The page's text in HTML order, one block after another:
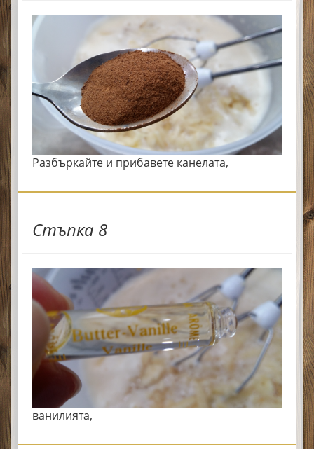
Разбъркайте и прибавете канелата,
Стъпка 8
ванилията,